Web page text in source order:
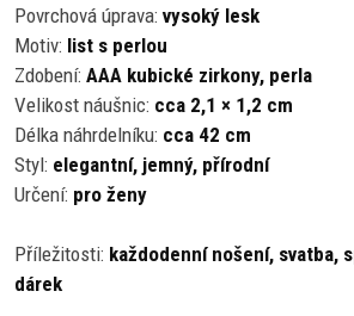
Povrchová úprava: vysoký lesk
Motiv: list s perlou
Zdobení: AAA kubické zirkony, perla
Velikost náušnic: cca 2,1 × 1,2 cm
Délka náhrdelníku: cca 42 cm
Styl: elegantní, jemný, přírodní
Určení: pro ženy
Příležitosti: každodenní nošení, svatba,
dárek